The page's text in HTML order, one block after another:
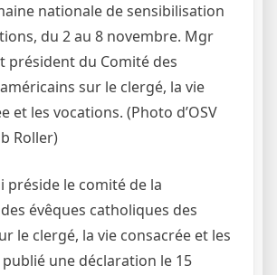
nationale de sensibilisation
du 2 au 8 novembre. Mgr
président du Comité des
sur le clergé, la vie
et les vocations. (Photo d’OSV
Roller)
préside le comité de la
évêques catholiques des
le clergé, la vie consacrée et les
une déclaration le 15